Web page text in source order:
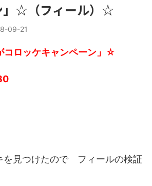
」☆（フィール）☆
09-21
ロッケキャンペーン」☆
を見つけたので フィールの検証